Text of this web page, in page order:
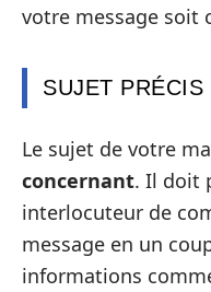
votre message soit
SUJET
Le sujet de votre
concernant. Il doit
interlocuteur de
message en un
informations